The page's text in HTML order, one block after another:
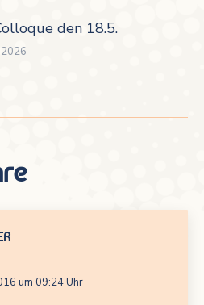
den 18.5.
um 09:24 Uhr